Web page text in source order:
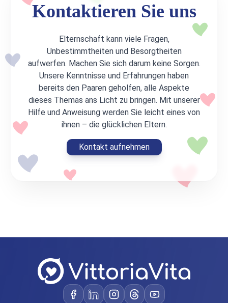
Kontaktieren Sie uns
Elternschaft kann viele Fragen,
Unbestimmtheiten und Besorgtheiten
aufwerfen. Machen Sie sich darum keine Sorgen.
Unsere Kenntnisse und Erfahrungen haben
bereits den Paaren geholfen, alle Aspekte
dieses Themas ans Licht zu bringen. Mit unserer
Hilfe und Anweisung werden Sie leicht eines von
ihnen – die glücklichen Eltern.
Kontakt aufnehmen